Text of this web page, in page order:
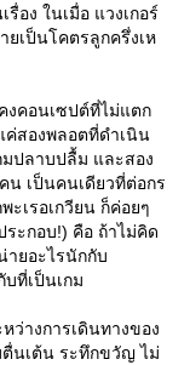
อง ในเมื่อ แวงเกอร์
ยเป็นโคตรลูกครึ่งเห
งคอนเซปต์ที่ไม่แตก
ค่สองพลอตที่ดำเนิน
ปลาบปลื้ม และสอง
น เป็นคนเดียวที่ต่อกร
เรอเกวียน ก็ค่อยๆ
ะกอบ!) คือ ถ้าไม่คิด
ายอะไรนักกับ
ที่เป็นเกม
ว่างการเดินทางของ
ตื่นเต้น ระทึกขวัญ ไม่